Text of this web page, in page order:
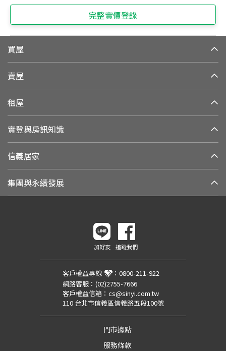
完整實價登錄
買屋
賣屋
租屋
實登與房訊知識
信義居家
集團與永續發展
加好友 追蹤我們
客戶權益專線 ： 0800-211-922
網路客服： (02)2755-7666
客戶權益信箱： cs@sinyi.com.tw
110 台北市信義區信義路五段100號
門市據點
服務條款